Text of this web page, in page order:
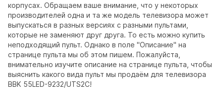
корпусах. Обращаем ваше внимание, что у некоторых
производителей одна и та же модель телевизора может
выпускаться в разных версиях с разными пультами,
которые не заменяют друг друга. То есть можно купить
неподходящий пульт. Однако в поле "Описание" на
странице пульта мы об этом пишем. Пожалуйста,
внимательно изучите описание на странице пульта, чтобы
выяснить какого вида пульт мы продаём для телевизора
BBK 55LED-9232/UTS2C!